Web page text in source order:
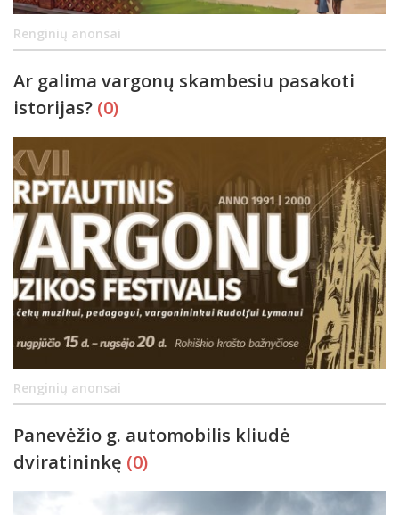
Renginių anonsai
Ar galima vargonų skambesiu pasakoti
istorijas? (0)
Renginių anonsai
Panevėžio g. automobilis kliudė
dviratininkę (0)